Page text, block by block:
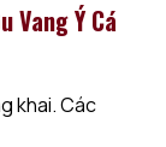
Vang Ý Cá
khai.Các